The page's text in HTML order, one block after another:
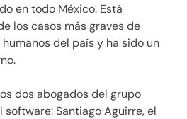
en todo México. Está
los casos más graves de
del país y ha sido un
dos abogados del grupo
Santiago Aguirre, el